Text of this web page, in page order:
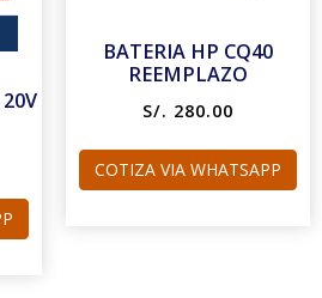
BATERIA HP CQ40
REEMPLAZO
S/. 280.00
COTIZA VIA WHATSAPP